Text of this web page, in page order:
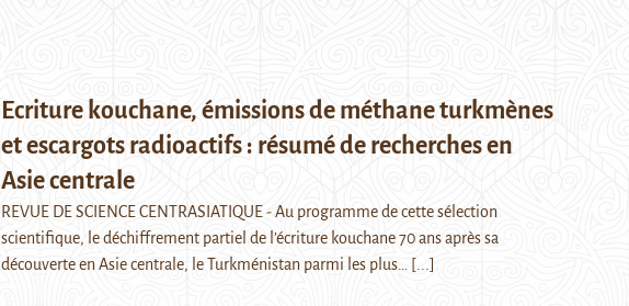
Ecriture kouchane, émissions de méthane turkmènes
et escargots radioactifs : résumé de recherches en
Asie centrale
REVUE DE SCIENCE CENTRASIATIQUE - Au programme de cette sélection
scientifique, le déchiffrement partiel de l’écriture kouchane 70 ans après sa
découverte en Asie centrale, le Turkménistan parmi les plus…
[...]